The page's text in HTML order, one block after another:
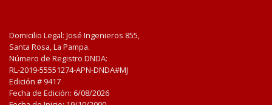
Domicilio Legal: José Ingenieros 855,
Santa Rosa, La Pampa.
Número de Registro DNDA:
RL-2019-55551274-APN-DNDA#MJ
Edición # 9417
Fecha de Edición: 6/08/2026